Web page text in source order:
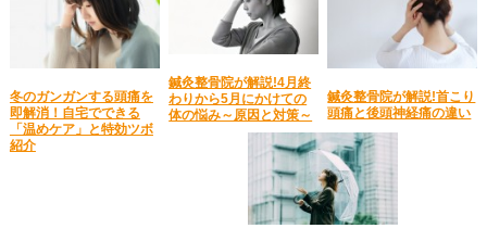
冬のガンガンする頭痛を
即解消！自宅でできる
「温めケア」と特効ツボ
紹介
鍼灸整骨院が解説!4月終
わりから5月にかけての
体の悩み～原因と対策～
鍼灸整骨院が解説!首こり
頭痛と後頭神経痛の違い